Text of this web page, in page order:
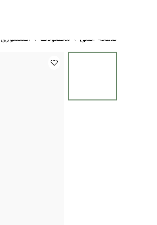
صفحه اصلی
محصولات اکسسوری